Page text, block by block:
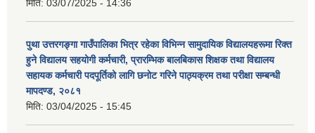
मिति: 03/07/2025 - 14:36
पुथा उत्तरगङ्गा गाउँपालिका भित्र रहेका विभिन्न सामुदायिक विद्यालयहरूमा रिक्त
हुने विद्यालय सहयोगी कर्मचारी, प्रारम्भिक बालबिकास शिक्षक तथा विद्यालय
सहायक कर्मचारी पदपूर्तिको लागि छनोट गरिने पाठ्यक्रम तथा परीक्षा सम्बन्धी
मापदण्ड, २०८१
मिति: 03/04/2025 - 15:45